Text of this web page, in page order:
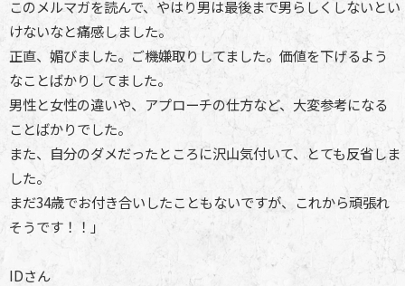
このメルマガを読んで、やはり男は最後まで男らしくしないとい
けないなと痛感しました。
正直、媚びました。ご機嫌取りしてました。価値を下げるよう
なことばかりしてました。
男性と女性の違いや、アプローチの仕方など、大変参考になる
ことばかりでした。
また、自分のダメだったところに沢山気付いて、とても反省しま
した。
まだ34歳でお付き合いしたこともないですが、これから頑張れ
そうです！！」
IDさん